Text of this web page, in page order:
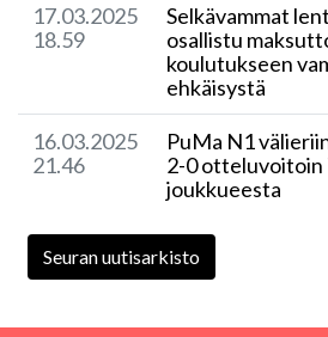
17.03.2025
18.59
​Selkävammat
osallistu
koulutukseen
ehkäisystä
16.03.2025
21.46
PuMa N1
2-0
joukkueesta
Seuran uutisarkisto